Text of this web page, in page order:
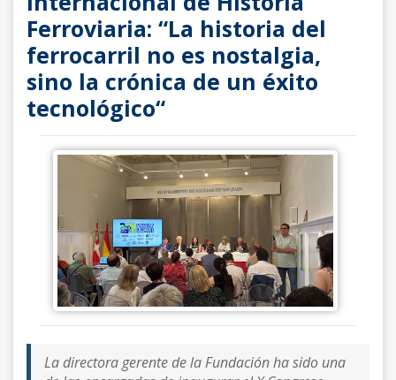
Ferroviaria: “La historia del
ferrocarril no es nostalgia,
sino la crónica de un éxito
tecnológico“
La directora gerente de la Fundación ha sido una